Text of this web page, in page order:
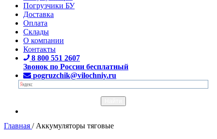
Погрузчики БУ
Доставка
Оплата
Склады
О компании
Контакты
8 800 551 2607
Звонок по России бесплатный
pogruzchik@vilochniy.ru
Главная / Аккумуляторы тяговые